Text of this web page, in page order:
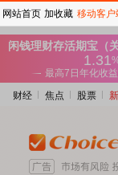
财经 焦点 股票
网站首页 加收藏 移动客户